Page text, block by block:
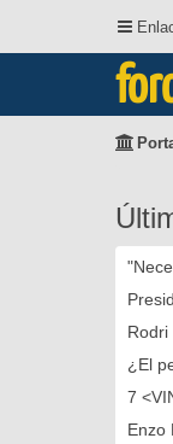
Rodri
¿El
7
Enzo